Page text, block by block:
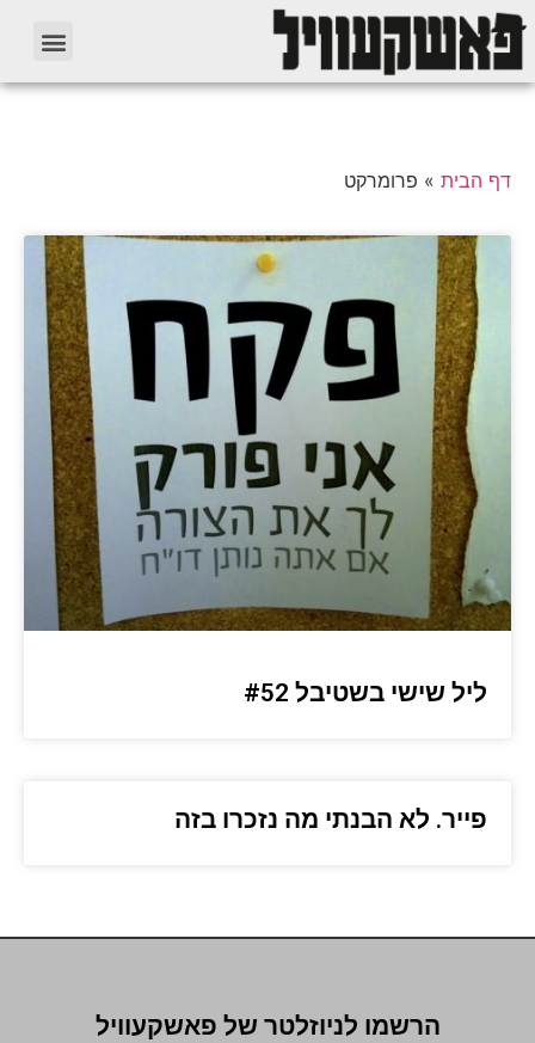
דף הבית » פרומרקט
ליל שישי בשטיבל #52
פייר. לא הבנתי מה נזכרו בזה
הרשמו לניוזלטר של פאשקעוויל